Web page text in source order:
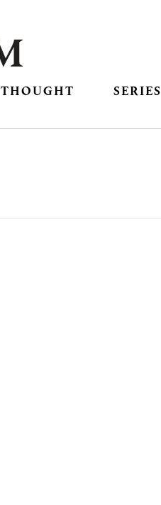
THOUGHT SERIES